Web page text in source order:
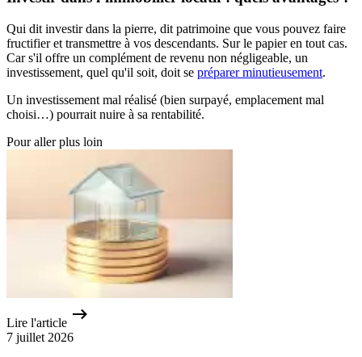
Qui dit investir dans la pierre, dit patrimoine que vous pouvez faire
fructifier et transmettre à vos descendants. Sur le papier en tout cas.
Car s'il offre un complément de revenu non négligeable, un
investissement, quel qu'il soit, doit se préparer minutieusement.
Un investissement mal réalisé (bien surpayé, emplacement mal
choisi…) pourrait nuire à sa rentabilité.
Pour aller plus loin
Lire l'article
7 juillet 2026